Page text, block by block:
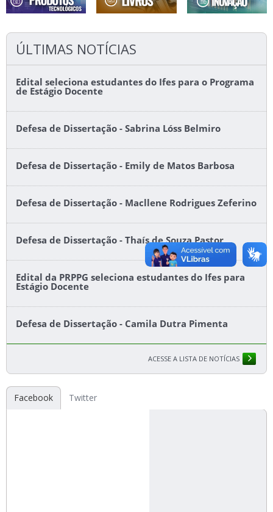
ÚLTIMAS NOTÍCIAS
Edital seleciona estudantes do Ifes para o Programa
de Estágio Docente
Defesa de Dissertação - Sabrina Lóss Belmiro
Defesa de Dissertação - Emily de Matos Barbosa
Defesa de Dissertação - Macllene Rodrigues Zeferino
Defesa de Dissertação - Thaís de Souza Pastor
Edital da PRPPG seleciona estudantes do Ifes para
Estágio Docente
Defesa de Dissertação - Camila Dutra Pimenta
ACESSE A LISTA DE NOTÍCIAS
Facebook Twitter